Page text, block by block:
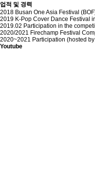
업적 및 경력
2018 Busan One Asia Festival
2019 K-Pop Cover Dance Festival
2019.02 Participation in the
2020/2021 Firechamp Festival
2020~2021 Participation (hosted
Youtube